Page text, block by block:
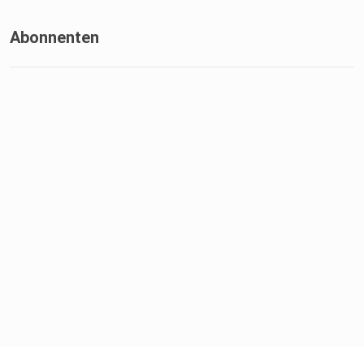
Abonnenten